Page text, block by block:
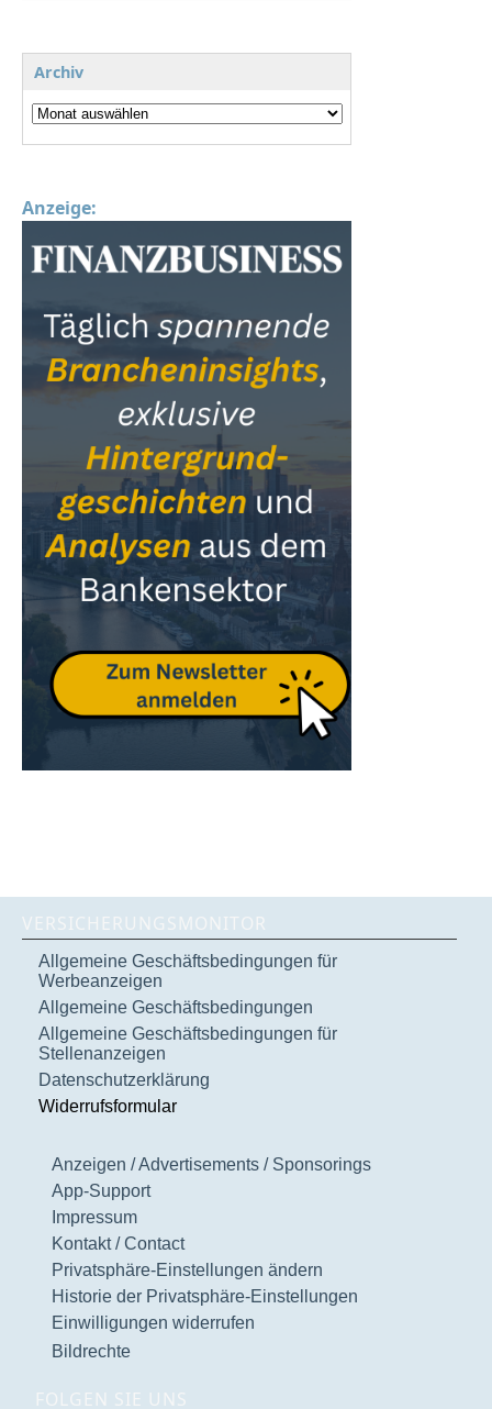
Archiv
Anzeige:
VERSICHERUNGSMONITOR
Allgemeine Geschäftsbedingungen für
Werbeanzeigen
Allgemeine Geschäftsbedingungen
Allgemeine Geschäftsbedingungen für
Stellenanzeigen
Datenschutzerklärung
Widerrufsformular
Anzeigen / Advertisements / Sponsorings
App-Support
Impressum
Kontakt / Contact
Privatsphäre-Einstellungen ändern
Historie der Privatsphäre-Einstellungen
Einwilligungen widerrufen
Bildrechte
FOLGEN SIE UNS